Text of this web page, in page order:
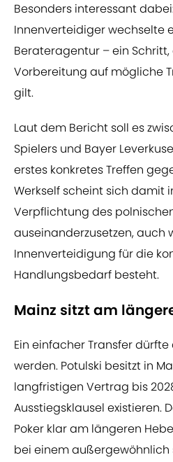
Besonders interessant
Innenverteidiger wechselte
Berateragentur – ein
Vorbereitung auf mögliche
gilt.
Laut dem Bericht soll es
Spielers und Bayer
erstes konkretes Treffen
Werkself scheint sich damit
Verpflichtung des
auseinanderzusetzen, auch
Innenverteidigung für die
Handlungsbedarf besteht.
Mainz sitzt am
Ein einfacher Transfer
werden. Potulski besitzt in
langfristigen Vertrag bis
Ausstiegsklausel existieren.
Poker klar am längeren
bei einem